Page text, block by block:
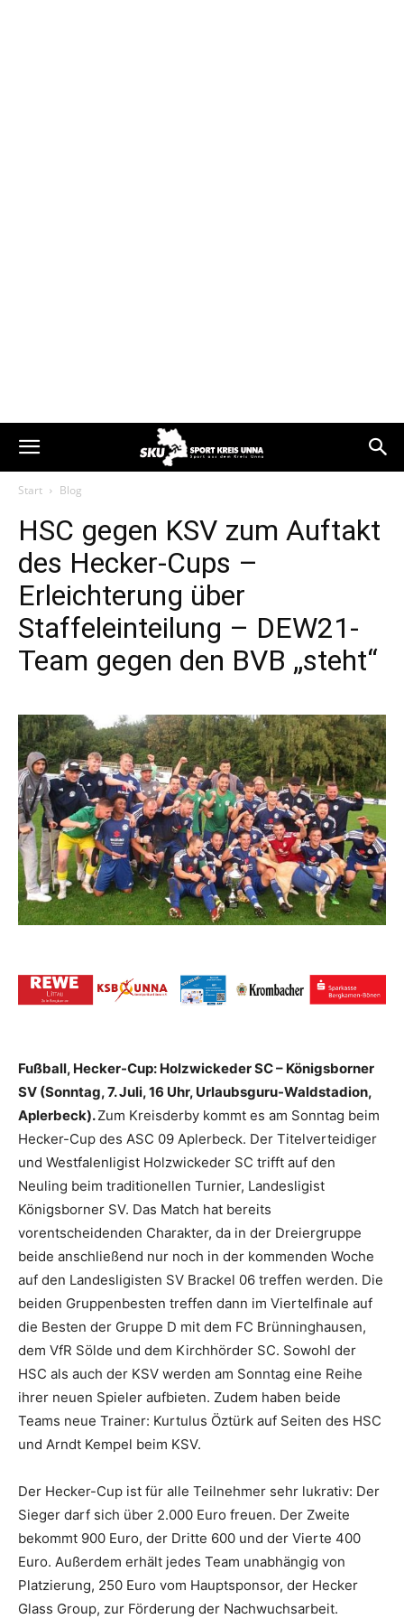
Start Blog
HSC gegen KSV zum Auftakt
des Hecker-Cups –
Erleichterung über
Staffeleinteilung – DEW21-
Team gegen den BVB „steht“
Fußball, Hecker-Cup: Holzwickeder SC – Königsborner
SV (Sonntag, 7. Juli, 16 Uhr, Urlaubsguru-Waldstadion,
Aplerbeck).Zum Kreisderby kommt es am Sonntag beim
Hecker-Cup des ASC 09 Aplerbeck. Der Titelverteidiger
und Westfalenligist Holzwickeder SC trifft auf den
Neuling beim traditionellen Turnier, Landesligist
Königsborner SV. Das Match hat bereits
vorentscheidenden Charakter, da in der Dreiergruppe
beide anschließend nur noch in der kommenden Woche
auf den Landesligisten SV Brackel 06 treffen werden. Die
beiden Gruppenbesten treffen dann im Viertelfinale auf
die Besten der Gruppe D mit dem FC Brünninghausen,
dem VfR Sölde und dem Kirchhörder SC. Sowohl der
HSC als auch der KSV werden am Sonntag eine Reihe
ihrer neuen Spieler aufbieten. Zudem haben beide
Teams neue Trainer: Kurtulus Öztürk auf Seiten des HSC
und Arndt Kempel beim KSV.
Der Hecker-Cup ist für alle Teilnehmer sehr lukrativ: Der
Sieger darf sich über 2.000 Euro freuen. Der Zweite
bekommt 900 Euro, der Dritte 600 und der Vierte 400
Euro. Außerdem erhält jedes Team unabhängig von
Platzierung, 250 Euro vom Hauptsponsor, der Hecker
Glass Group, zur Förderung der Nachwuchsarbeit.